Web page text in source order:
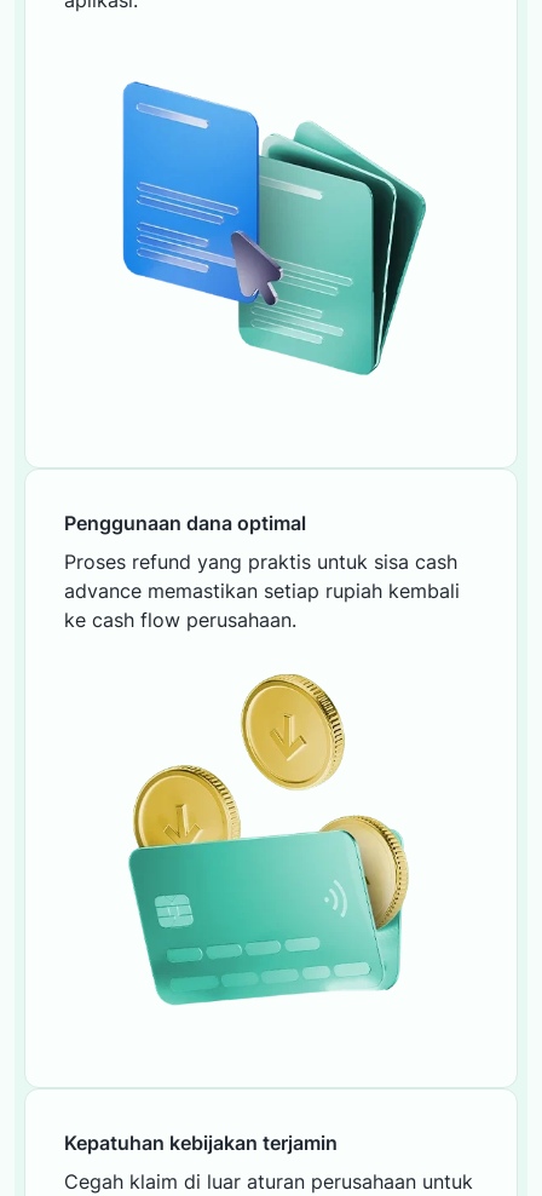
Penggunaan dana optimal
Proses refund yang praktis untuk sisa cash
advance memastikan setiap rupiah kembali
ke cash flow perusahaan.
Kepatuhan kebijakan terjamin
Cegah klaim di luar aturan perusahaan untuk